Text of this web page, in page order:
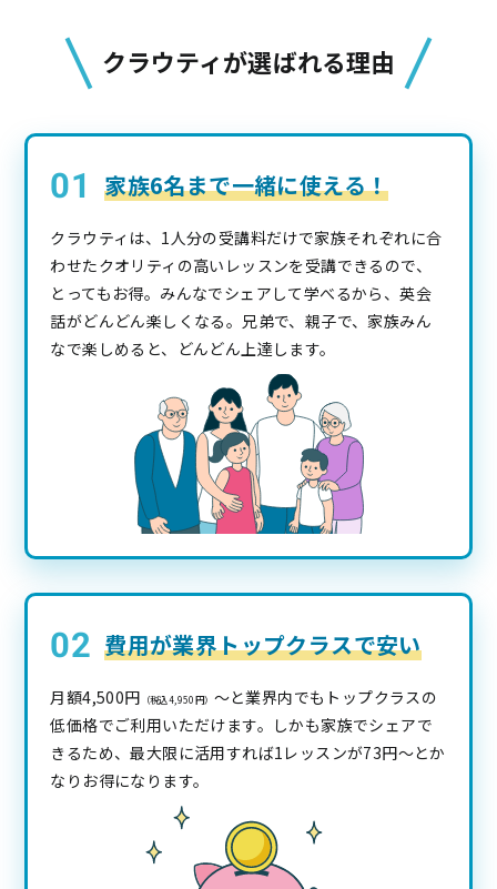
クラウティが選ばれる理由
家族6名まで一緒に使える！
クラウティは、1人分の受講料だけで家族それぞれに合
わせたクオリティの高いレッスンを受講できるので、
とってもお得。みんなでシェアして学べるから、英会
話がどんどん楽しくなる。兄弟で、親子で、家族みん
なで楽しめると、どんどん上達します。
費用が業界トップクラスで安い
月額4,500円 （税込4,950円） 〜と業界内でもトップクラスの
低価格でご利用いただけます。しかも家族でシェアで
きるため、最大限に活用すれば1レッスンが73円〜とか
なりお得になります。